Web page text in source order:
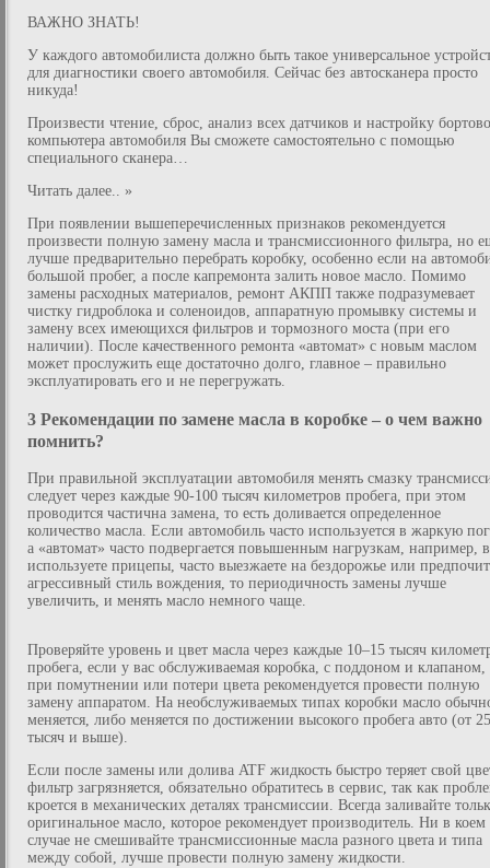
ВАЖНО ЗНАТЬ!
У каждого автомобилиста должно быть такое универсальное
для диагностики своего автомобиля. Сейчас без автосканера просто
никуда!
Произвести чтение, сброс, анализ всех датчиков и настройку
компьютера автомобиля Вы сможете самостоятельно с помощью
специального сканера…
Читать далее.. »
При появлении вышеперечисленных признаков рекомендуется
произвести полную замену масла и трансмиссионного фильтра, но
лучше предварительно перебрать коробку, особенно если на
большой пробег, а после капремонта залить новое масло. Помимо
замены расходных материалов, ремонт АКПП также подразумевает
чистку гидроблока и соленоидов, аппаратную промывку системы и
замену всех имеющихся фильтров и тормозного моста (при его
наличии). После качественного ремонта «автомат» с новым маслом
может прослужить еще достаточно долго, главное – правильно
эксплуатировать его и не перегружать.
3 Рекомендации по замене масла в коробке – о чем важно
помнить?
При правильной эксплуатации автомобиля менять смазку
следует через каждые 90-100 тысяч километров пробега, при этом
проводится частична замена, то есть доливается определенное
количество масла. Если автомобиль часто используется в жаркую
а «автомат» часто подвергается повышенным нагрузкам, например,
используете прицепы, часто выезжаете на бездорожье или
агрессивный стиль вождения, то периодичность замены лучше
увеличить, и менять масло немного чаще.
Проверяйте уровень и цвет масла через каждые 10–15 тысяч
пробега, если у вас обслуживаемая коробка, с поддоном и клапаном,
при помутнении или потери цвета рекомендуется провести полную
замену аппаратом. На необслуживаемых типах коробки масло
меняется, либо меняется по достижении высокого пробега авто (от
тысяч и выше).
Если после замены или долива ATF жидкость быстро теряет свой
фильтр загрязняется, обязательно обратитесь в сервис, так как
кроется в механических деталях трансмиссии. Всегда заливайте
оригинальное масло, которое рекомендует производитель. Ни в коем
случае не смешивайте трансмиссионные масла разного цвета и типа
между собой, лучше провести полную замену жидкости.